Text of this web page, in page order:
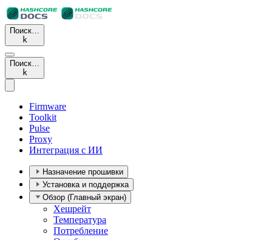
Поиск…
k
Поиск…
k
Firmware
Toolkit
Pulse
Proxy
Интеграция с ИИ
Назначение прошивки
Установка и поддержка
Обзор (Главный экран)
Хешрейт
Температура
Потребление